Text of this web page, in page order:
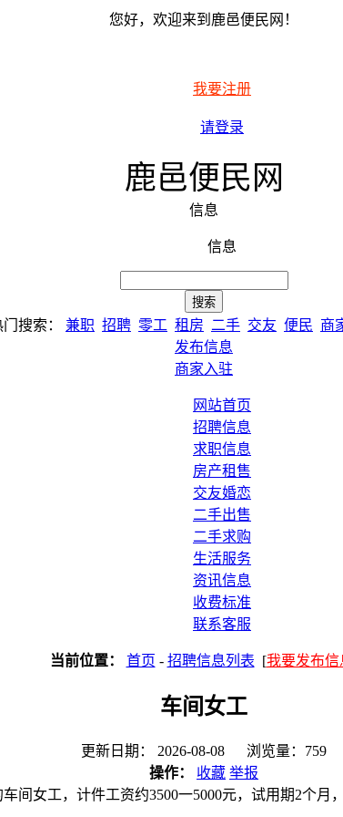
您好，欢迎来到鹿邑便民网！
我要注册
请登录
鹿邑便民网
信息
信息
门搜索： 兼职 招聘 零工 租房 二手 交友 便民 商
发布信息
商家入驻
网站首页
招聘信息
求职信息
房产租售
交友婚恋
二手出售
二手求购
生活服务
资讯信息
收费标准
联系客服
当前位置： 首页 - 招聘信息列表 [我要发布信
车间女工
更新日期： 2026-08-08 浏览量：759
操作：
收藏 举报
间女工，计件工资约3500一5000元，试用期2个月